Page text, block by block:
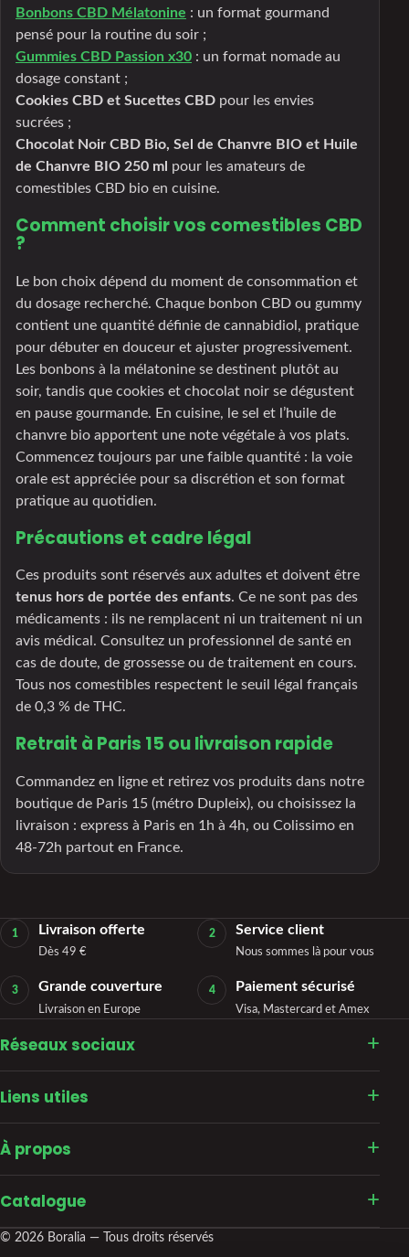
Bonbons CBD Mélatonine : un format gourmand
pensé pour la routine du soir ;
Gummies CBD Passion x30 : un format nomade au
dosage constant ;
Cookies CBD et Sucettes CBD pour les envies
sucrées ;
Chocolat Noir CBD Bio, Sel de Chanvre BIO et Huile
de Chanvre BIO 250 ml pour les amateurs de
comestibles CBD bio en cuisine.
Comment choisir vos comestibles CBD
?
Le bon choix dépend du moment de consommation et
du dosage recherché. Chaque bonbon CBD ou gummy
contient une quantité définie de cannabidiol, pratique
pour débuter en douceur et ajuster progressivement.
Les bonbons à la mélatonine se destinent plutôt au
soir, tandis que cookies et chocolat noir se dégustent
en pause gourmande. En cuisine, le sel et l’huile de
chanvre bio apportent une note végétale à vos plats.
Commencez toujours par une faible quantité : la voie
orale est appréciée pour sa discrétion et son format
pratique au quotidien.
Précautions et cadre légal
Ces produits sont réservés aux adultes et doivent être
tenus hors de portée des enfants. Ce ne sont pas des
médicaments : ils ne remplacent ni un traitement ni un
avis médical. Consultez un professionnel de santé en
cas de doute, de grossesse ou de traitement en cours.
Tous nos comestibles respectent le seuil légal français
de 0,3 % de THC.
Retrait à Paris 15 ou livraison rapide
Commandez en ligne et retirez vos produits dans notre
boutique de Paris 15 (métro Dupleix), ou choisissez la
livraison : express à Paris en 1h à 4h, ou Colissimo en
48-72h partout en France.
1 Livraison offerte
Dès 49 €
2 Service client
Nous sommes là pour vous
3 Grande couverture
Livraison en Europe
4 Paiement sécurisé
Visa, Mastercard et Amex
Réseaux sociaux
Liens utiles
À propos
Catalogue
© 2026 Boralia — Tous droits réservés